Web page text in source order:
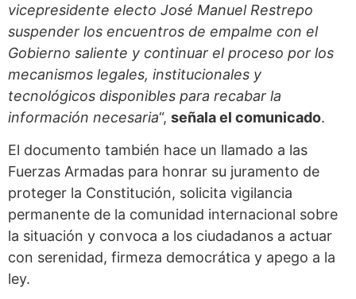
vicepresidente electo José Manuel Restrepo
suspender los encuentros de empalme con el
Gobierno saliente y continuar el proceso por los
mecanismos legales, institucionales y
tecnológicos disponibles para recabar la
información necesaria“, señala el comunicado.
El documento también hace un llamado a las
Fuerzas Armadas para honrar su juramento de
proteger la Constitución, solicita vigilancia
permanente de la comunidad internacional sobre
la situación y convoca a los ciudadanos a actuar
con serenidad, firmeza democrática y apego a la
ley.